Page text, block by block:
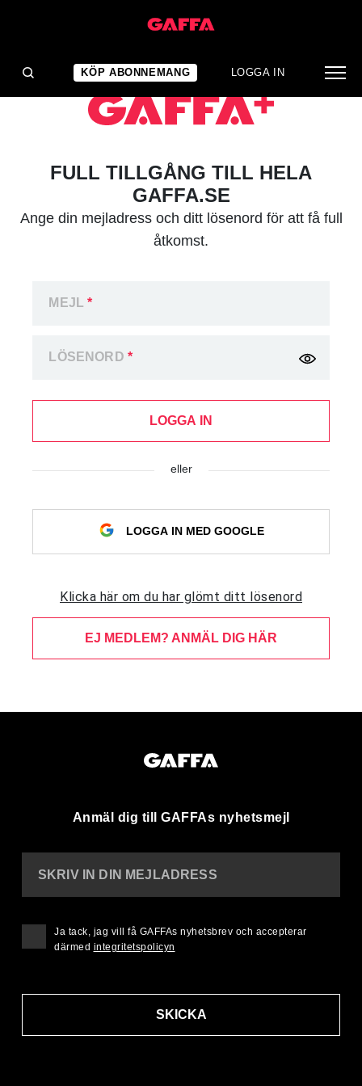
KÖP ABONNEMANG LOGGA IN
FULL TILLGÅNG TILL HELA
GAFFA.SE
Ange din mejladress och ditt lösenord för att få full
åtkomst.
MEJL*
LÖSENORD *
LOGGA IN
eller
LOGGA IN MED GOOGLE
Klicka här om du har glömt ditt lösenord
EJ MEDLEM? ANMÄL DIG HÄR
Anmäl dig till GAFFAs nyhetsmejl
SKRIV IN DIN MEJLADRESS
SKICKA
Ja tack, jag vill få GAFFAs nyhetsbrev och accepterar
därmed integritetspolicyn